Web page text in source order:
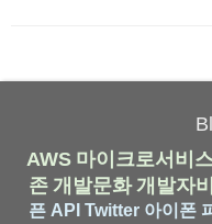
AWS 마이크로서비
존 개발문화 개발자
픈 API Twitter 아이폰